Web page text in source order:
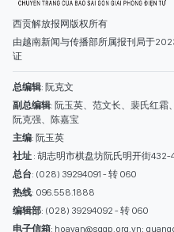
西贡解放报网版权所有
由越南新闻与传播部所属报刊局于
证